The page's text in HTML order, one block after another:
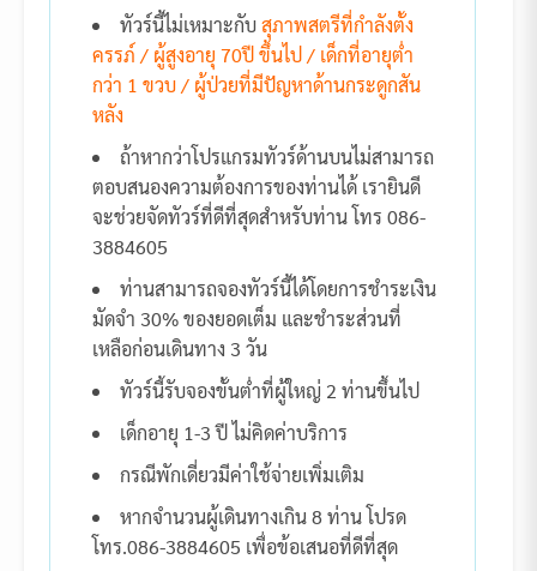
ทัวร์นี้ไม่เหมาะกับสุภาพสตรีที่กำลังตั้ง
ครรภ์ / ผู้สูงอายุ 70ปี ขึ้นไป / เด็กที่อายุต่ำ
กว่า 1 ขวบ / ผู้ป่วยที่มีปัญหาด้านกระดูกสัน
หลัง
ถ้าหากว่าโปรแกรมทัวร์ด้านบนไม่สามารถ
ตอบสนองความต้องการของท่านได้ เรายินดี
จะช่วยจัดทัวร์ที่ดีที่สุดสำหรับท่าน โทร 086-
3884605
ท่านสามารถจองทัวร์นี้ได้โดยการชำระเงิน
มัดจำ 30% ของยอดเต็ม และชำระส่วนที่
เหลือก่อนเดินทาง 3 วัน
ทัวร์นี้รับจองขั้นต่ำที่ผู้ใหญ่ 2 ท่านขึ้นไป
เด็กอายุ 1-3 ปี ไม่คิดค่าบริการ
กรณีพักเดี่ยวมีค่าใช้จ่ายเพิ่มเติม
หากจำนวนผู้เดินทางเกิน 8 ท่าน โปรด
โทร.086-3884605 เพื่อข้อเสนอที่ดีที่สุด